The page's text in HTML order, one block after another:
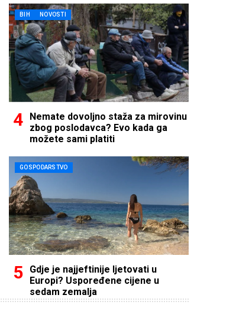
BIH NOVOSTI
Nemate dovoljno staža za mirovinu
zbog poslodavca? Evo kada ga
možete sami platiti
GOSPODARSTVO
Gdje je najjeftinije ljetovati u
Europi? Uspoređene cijene u
sedam zemalja